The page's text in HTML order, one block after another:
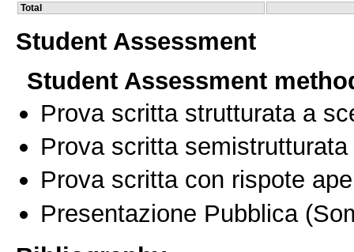
Total
Student Assessment
Student Assessment
Prova scritta strutturata a
Prova scritta
Prova scritta con rispote
Presentazione Pubblica